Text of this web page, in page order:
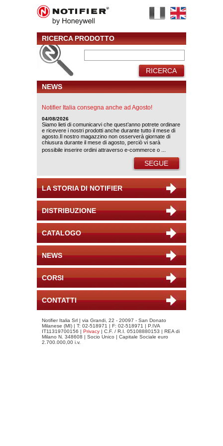
RICERCA PRODOTTO
RICERCA
NEWS
Notifier Italia consegna anche ad Agosto!
04/08/2026
Siamo lieti di comunicarvi che quest’anno potrete ordinare
e ricevere i nostri prodotti anche durante tutto il mese di
agosto.Il nostro magazzino non osserverà giornate di
chiusura durante il mese di agosto, perciò vi sarà
possibile inserire ordini attraverso e-commerce o ...
SEGUE
LA STORIA DI NOTIFIER
DISTRIBUZIONE
CATALOGO
NEWS
CORSI
CONTATTI
Notifier Italia Srl | via Grandi, 22 - 20097 - San Donato
Milanese (MI) | T: 02-518971 | F: 02-518971 | P.IVA
IT11319700156 | Privacy | C.F. / R.I. 05108880153 | REA di
Milano N. 348608 | Socio Unico | Capitale Sociale euro
2.700.000,00 i.v.